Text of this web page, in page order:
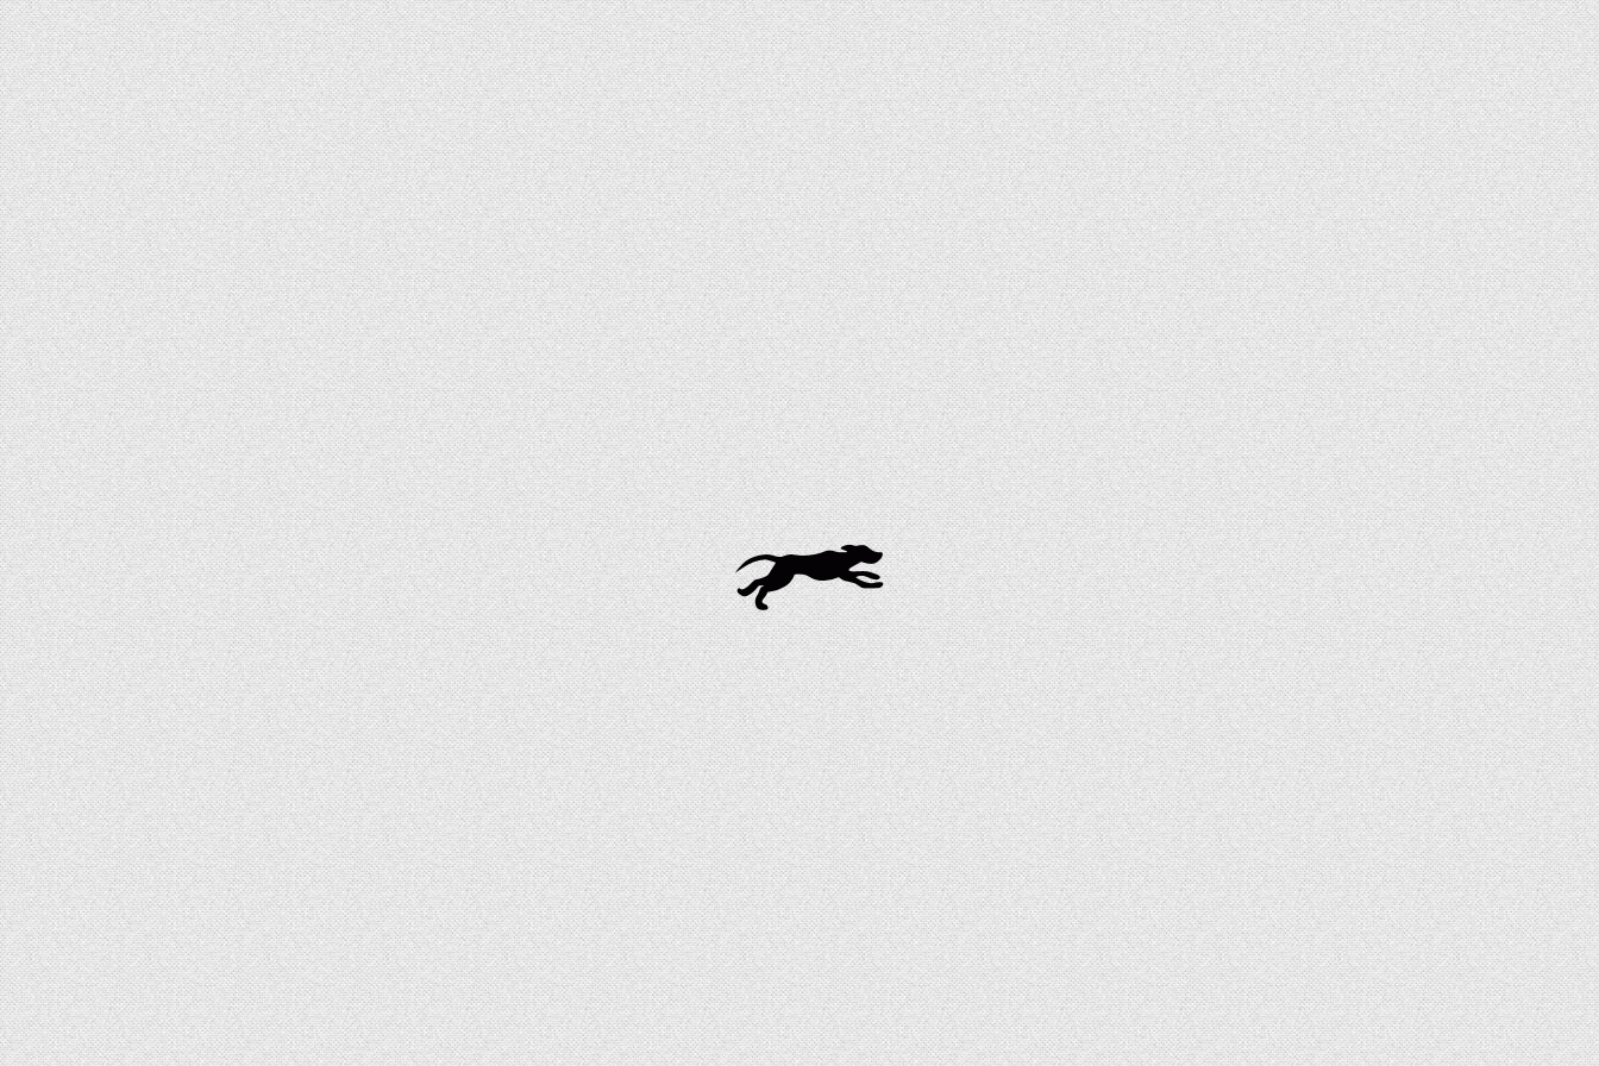
Kommunalservice NEUMEYER – Logodesign
Graphikdesign, Logodesign Kommunalservice Neumeyer, D | 86556 Großhausen 2026 Logodesign
www.kommunalservice-neumeyer.de